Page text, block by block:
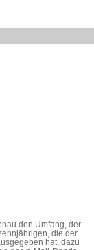
den Umfang, der
die der
hat, dazu